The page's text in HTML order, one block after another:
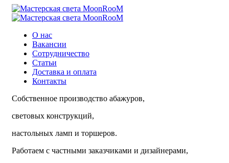
О нас
Вакансии
Сотрудничество
Статьи
Доставка и оплата
Контакты
Собственное производство абажуров,
световых конструкций,
настольных ламп и торшеров.
Работаем с частными заказчиками и дизайнерами,